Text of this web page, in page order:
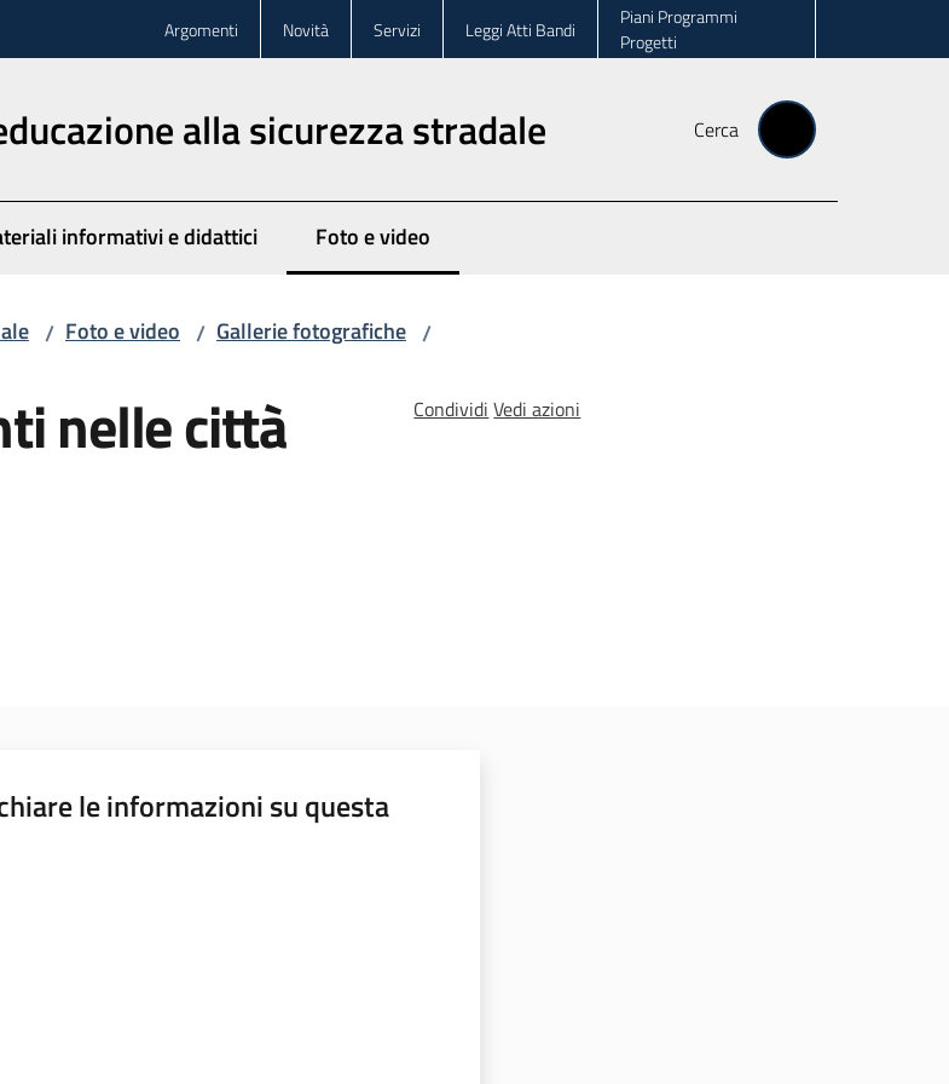
Argomenti Novità Servizi Leggi Atti Bandi
Piani Programmi
Progetti
alla sicurezza stradale Cerca
informativi e didattici Foto e video
Menu selezionato
/ Foto e video / Gallerie fotografiche /
nelle città
Condividi Vedi azioni
le informazioni su questa